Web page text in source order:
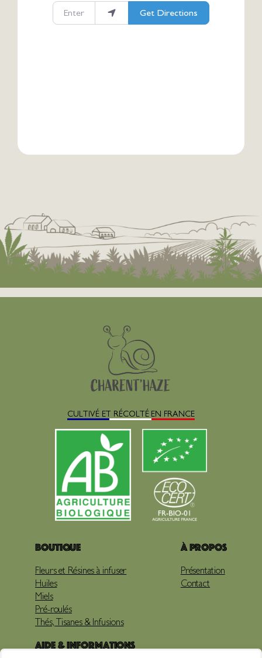
Enter your location
Get Directions
CULTIVÉ ET RÉCOLTÉ EN FRANCE
Boutique
Fleurs et Résines à infuser
Huiles
Miels
Pré-roulés
Thés, Tisanes & Infusions
À propos
Présentation
Contact
Aide & Informations